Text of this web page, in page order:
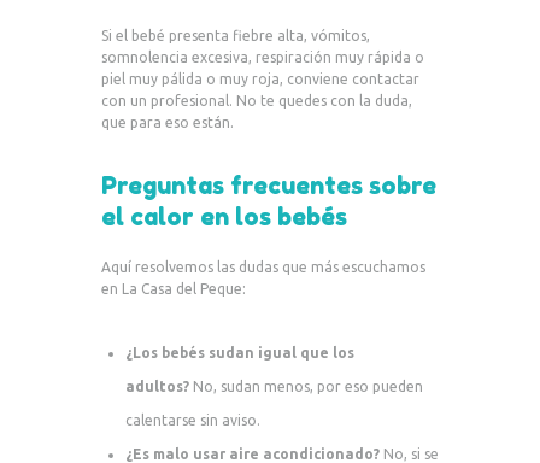
Si el bebé presenta fiebre alta, vómitos,
somnolencia excesiva, respiración muy rápida o
piel muy pálida o muy roja, conviene contactar
con un profesional. No te quedes con la duda,
que para eso están.
Preguntas frecuentes sobre
el calor en los bebés
Aquí resolvemos las dudas que más escuchamos
en La Casa del Peque:
¿Los bebés sudan igual que los
adultos? No, sudan menos, por eso pueden
calentarse sin aviso.
¿Es malo usar aire acondicionado? No, si se